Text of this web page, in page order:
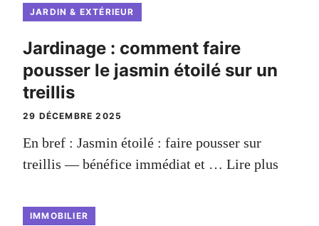
JARDIN & EXTÉRIEUR
Jardinage : comment faire
pousser le jasmin étoilé sur un
treillis
29 DÉCEMBRE 2025
En bref : Jasmin étoilé : faire pousser sur
treillis — bénéfice immédiat et … Lire plus
IMMOBILIER